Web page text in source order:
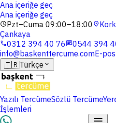
Ana içeriğe geç
Ana içeriğe geç
schedulePzt–Cuma 09:00–18:00 location_on
Çankaya
phone0312 394 40 76chat0544 394
info@baskenttercume.comE-
🇹🇷Türkçe expand_more
Yazılı TercümeSözlü Tercüme
İşlemleri